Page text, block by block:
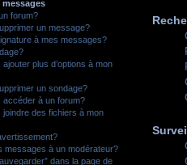
messages
forum?
un message?
à mes messages?
plus d’options à mon
un sondage?
accéder à un forum?
joindre des fichiers à mon
messages à un modérateur?
dans la page de